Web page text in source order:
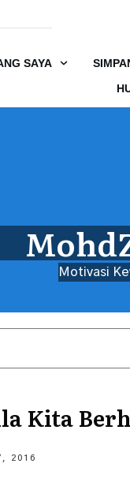
SAYA
Motivasi
Kita
2016